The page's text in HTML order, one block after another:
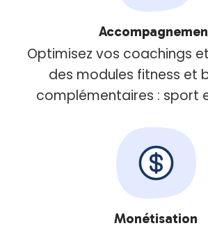
Optimisez vos coachings
des modules fitness et
complémentaires : sport
Monétisation